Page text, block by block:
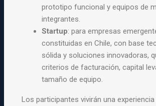
prototipo funcional y equipos de
integrantes.
Startup: para empresas
constituidas en Chile, con base
sólida y soluciones innovadoras,
criterios de facturación, capital
tamaño de equipo.
Los participantes vivirán una